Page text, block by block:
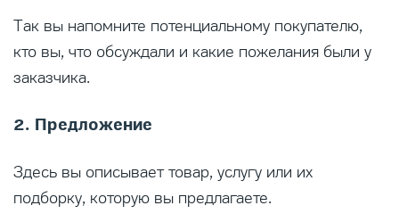
Так вы напомните потенциальному покупателю,
кто вы, что обсуждали и какие пожелания были у
заказчика.
2. Предложение
Здесь вы описывает товар, услугу или их
подборку, которую вы предлагаете.